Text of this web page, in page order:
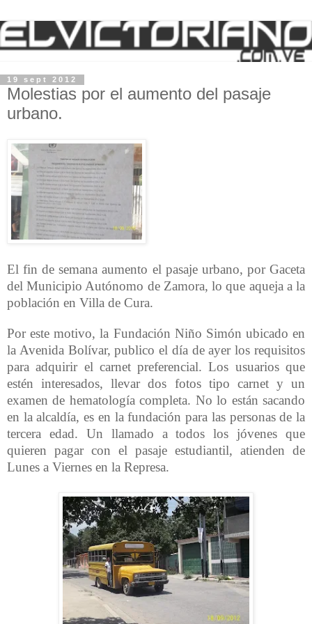
19 sept 2012
Molestias por el aumento del pasaje
urbano.
El fin de semana aumento el pasaje urbano, por Gaceta
del Municipio Autónomo de Zamora, lo que aqueja a la
población en Villa de Cura.
Por este motivo, la Fundación Niño Simón ubicado en
la Avenida Bolívar, publico el día de ayer los requisitos
para adquirir el carnet preferencial. Los usuarios que
estén interesados, llevar dos fotos tipo carnet y un
examen de hematología completa. No lo están sacando
en la alcaldía, es en la fundación para las personas de la
tercera edad. Un llamado a todos los jóvenes que
quieren pagar con el pasaje estudiantil, atienden de
Lunes a Viernes en la Represa.